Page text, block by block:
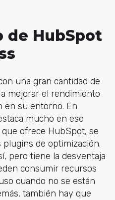
de HubSpot
una gran cantidad de
mejorar el rendimiento
en su entorno. En
mucho en ese
ofrece HubSpot, se
de optimización.
pero tiene la desventaja
consumir recursos
cuando no se están
también hay que